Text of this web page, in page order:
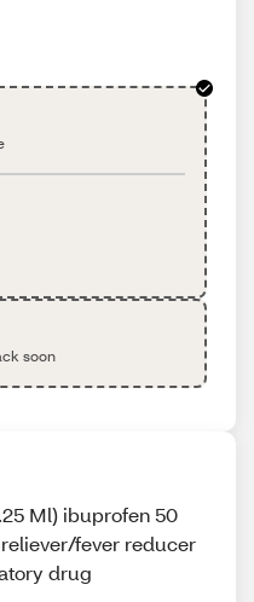
soon
Ml) ibuprofen 50
fever reducer
drug